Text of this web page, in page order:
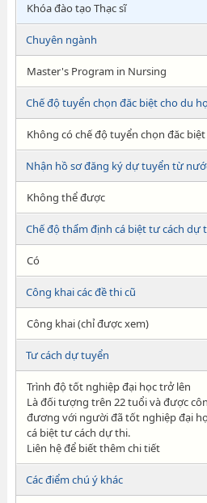
Khóa đào tạo Thạc sĩ
Chuyên ngành
Master's Program in Nursing
Chế độ tuyển chọn đăc biệt cho du
Không có chế độ tuyển chọn đăc
Nhận hồ sơ đăng ký dự tuyển từ
Không thể được
Chế độ thẩm định cá biệt tư cách dự
Có
Công khai các đề thi cũ
Công khai (chỉ được xem)
Tư cách dự tuyển
Trình độ tốt nghiệp đại học trở lên
Là đối tượng trên 22 tuổi và được
đương với người đã tốt nghiệp đại
cá biệt tư cách dự thi.
Liên hệ để biết thêm chi tiết
Các điểm chú ý khác